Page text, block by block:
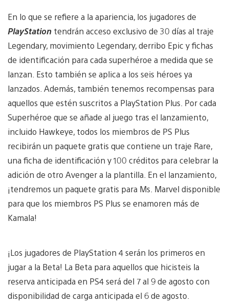
En lo que se refiere a la apariencia, los jugadores de
PlayStation tendrán acceso exclusivo de 30 días al traje
Legendary, movimiento Legendary, derribo Epic y fichas
de identificación para cada superhéroe a medida que se
lanzan. Esto también se aplica a los seis héroes ya
lanzados. Además, también tenemos recompensas para
aquellos que estén suscritos a PlayStation Plus. Por cada
Superhéroe que se añade al juego tras el lanzamiento,
incluido Hawkeye, todos los miembros de PS Plus
recibirán un paquete gratis que contiene un traje Rare,
una ficha de identificación y 100 créditos para celebrar la
adición de otro Avenger a la plantilla. En el lanzamiento,
¡tendremos un paquete gratis para Ms. Marvel disponible
para que los miembros PS Plus se enamoren más de
Kamala!
¡Los jugadores de PlayStation 4 serán los primeros en
jugar a la Beta! La Beta para aquellos que hicisteis la
reserva anticipada en PS4 será del 7 al 9 de agosto con
disponibilidad de carga anticipada el 6 de agosto.